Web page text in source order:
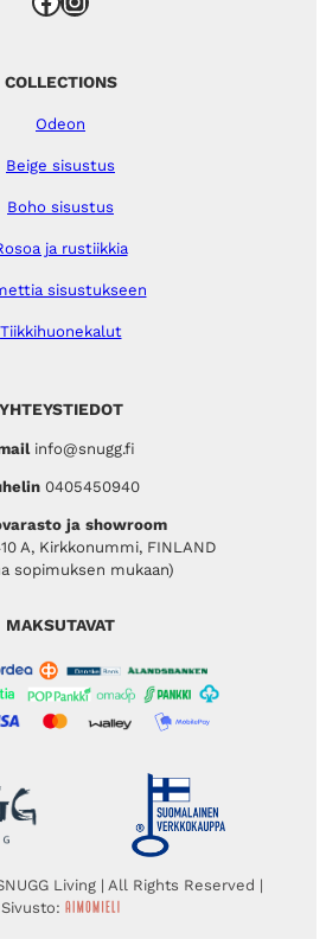
YHTEYSTIEDOT
info@snugg.fi
0405450940
ja showroom
A, Kirkkonummi, FINLAND
sopimuksen mukaan)
COLLECTIONS
Odeon
Beige sisustus
Boho sisustus
ja rustiikkia
sisustukseen
Tiikkihuonekalut
MAKSUTAVAT
Living | All Rights Reserved |
Sivusto: